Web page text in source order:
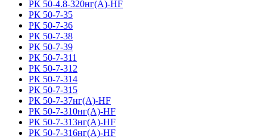
РК 50-4.8-320нг(A)-HF
РК 50-7-35
РК 50-7-36
РК 50-7-38
РК 50-7-39
РК 50-7-311
РК 50-7-312
РК 50-7-314
РК 50-7-315
РК 50-7-37нг(A)-HF
РК 50-7-310нг(A)-HF
РК 50-7-313нг(A)-HF
РК 50-7-316нг(A)-HF